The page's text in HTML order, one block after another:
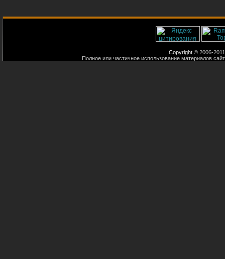
Copyright © 2006-
Полное или частичное использование материалов